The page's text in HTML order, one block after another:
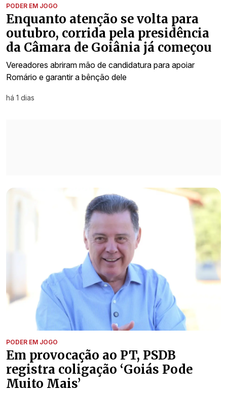
PODER EM JOGO
Enquanto atenção se volta para
outubro, corrida pela presidência
da Câmara de Goiânia já começou
Vereadores abriram mão de candidatura para apoiar
Romário e garantir a bênção dele
há 1 dias
PODER EM JOGO
Em provocação ao PT, PSDB
registra coligação ‘Goiás Pode
Muito Mais’